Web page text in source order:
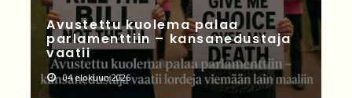
Avustettu kuolema palaa
parlamenttiin – kansanedustaja
vaatii
04 elokuun 2026